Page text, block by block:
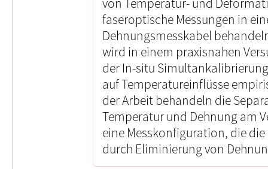
von Temperatur- und
faseroptische Messungen in
Dehnungsmesskabel
wird in einem praxisnahen
der In-situ
auf Temperatureinflüsse
der Arbeit behandeln die
Temperatur und Dehnung am
eine Messkonfiguration, die
durch Eliminierung von